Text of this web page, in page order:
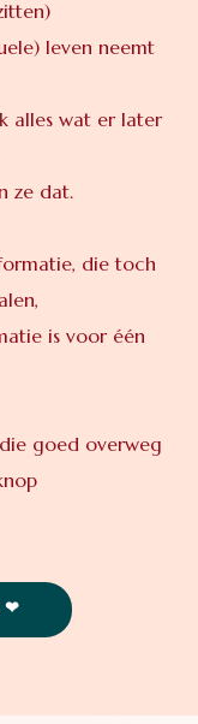
leven neemt
alles wat er later
ze dat.
die toch
is voor één
goed overweg
❤